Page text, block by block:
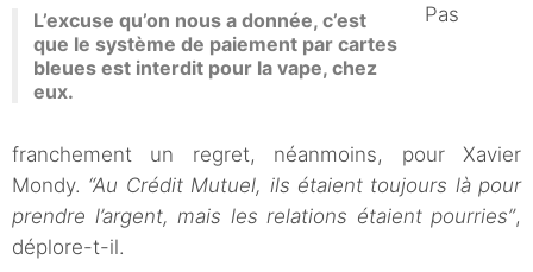
L’excuse qu’on nous a donnée, c’est
que le système de paiement par cartes
bleues est interdit pour la vape, chez
eux.
Pas
franchement un regret, néanmoins, pour Xavier
Mondy. “Au Crédit Mutuel, ils étaient toujours là pour
prendre l’argent, mais les relations étaient pourries”,
déplore-t-il.